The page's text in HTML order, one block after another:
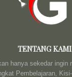
TENTANG KAMI
hanya sekedar ingin
Pembelajaran,